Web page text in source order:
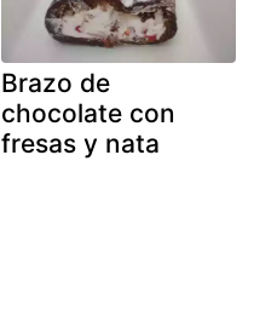
Brazo de
chocolate con
fresas y nata